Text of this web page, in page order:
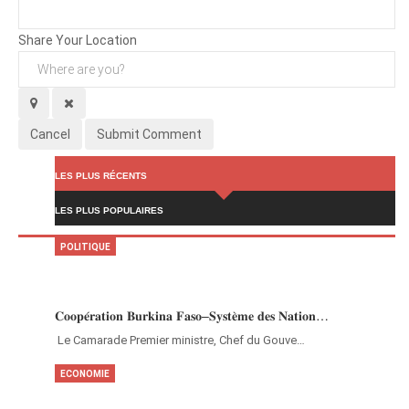
Share Your Location
Cancel Submit Comment
LES PLUS RÉCENTS
LES PLUS POPULAIRES
𝐂𝐨𝐨𝐩𝐞́𝐫𝐚𝐭𝐢𝐨𝐧 𝐁𝐮𝐫𝐤𝐢𝐧𝐚 𝐅𝐚𝐬𝐨–𝐒𝐲𝐬𝐭𝐞̀𝐦𝐞 𝐝𝐞𝐬 𝐍𝐚𝐭𝐢𝐨𝐧…
‎Le Camarade Premier ministre, Chef du Gouve…
POLITIQUE
ECONOMIE